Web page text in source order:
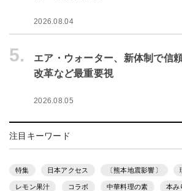
2026.08.04
5.
エア・ウォーター、新体制で信
改革など最重要視
2026.08.05
注目キーワード
特集 日本アクセス 〔熊本地震影響〕
レモン果汁 コラボ 中華料理の素 本み